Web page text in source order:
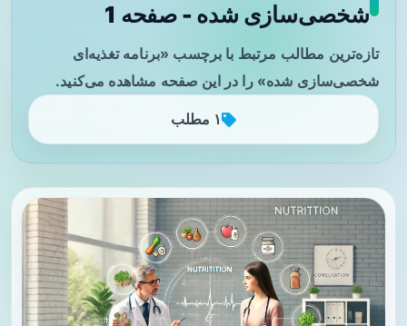
شخصی‌سازی شده - صفحه 1
تازه‌ترین مطالب مرتبط با برچسب «برنامه تغذیه‌ای
شخصی‌سازی شده» را در این صفحه مشاهده می‌کنید.
۱ مطلب